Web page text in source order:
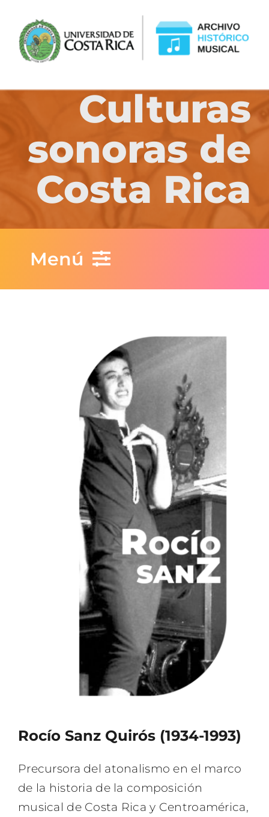
Culturas
sonoras de
Costa Rica
Menú
Rocío Sanz Quirós (1934-1993)
Precursora del atonalismo en el marco
de la historia de la composición
musical de Costa Rica y Centroamérica,